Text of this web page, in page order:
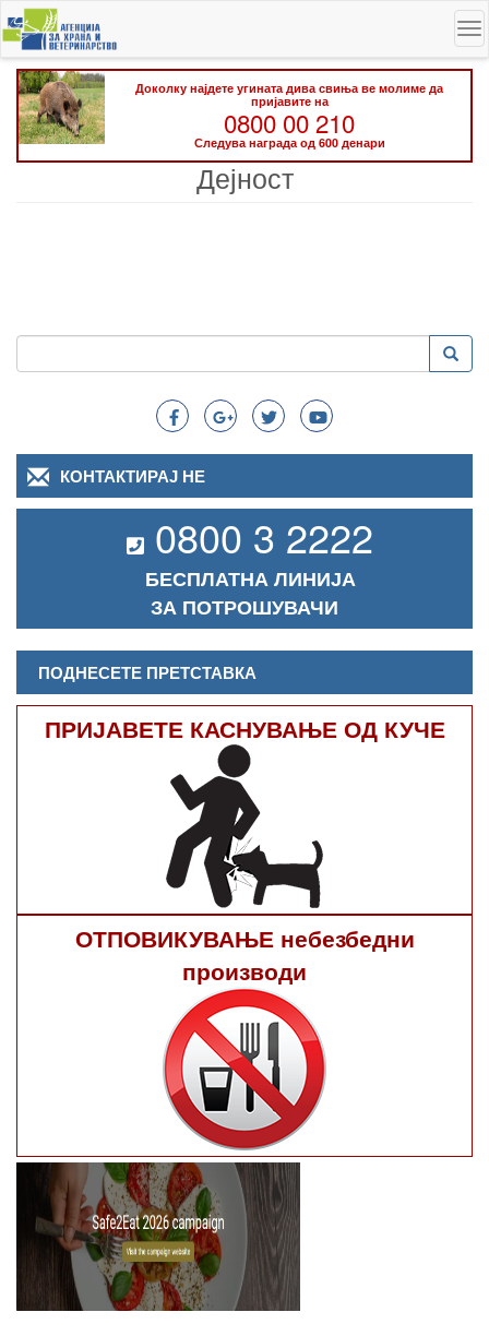
Skip
to
main
content
Доколку најдете угината дива свиња ве молиме да
пријавите на
0800 00 210
Следува награда од 600 денари
Дејност
Search
Пребарување
КОНТАКТИРАЈ НЕ
0800 3 2222
БЕСПЛАТНА ЛИНИЈА
ЗА ПОТРОШУВАЧИ
ПОДНЕСЕТЕ ПРЕТСТАВКА
ПРИЈАВЕТЕ КАСНУВАЊЕ ОД КУЧЕ
ОТПОВИКУВАЊЕ небезбедни
производи